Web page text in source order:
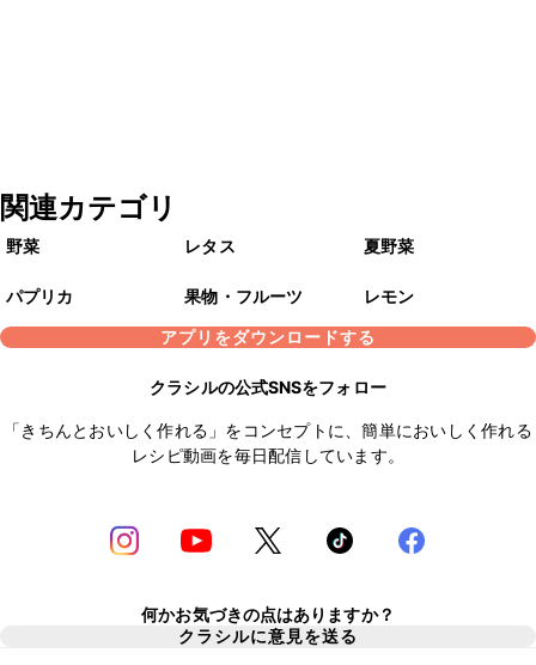
関連カテゴリ
野菜 レタス 夏野菜
パプリカ 果物・フルーツ
レモン
アプリをダウンロードする
クラシルの公式SNSをフォロー
「きちんとおいしく作れる」をコンセプトに、簡単においしく作れる
レシピ動画を毎日配信しています。
何かお気づきの点はありますか？
クラシルに意見を送る